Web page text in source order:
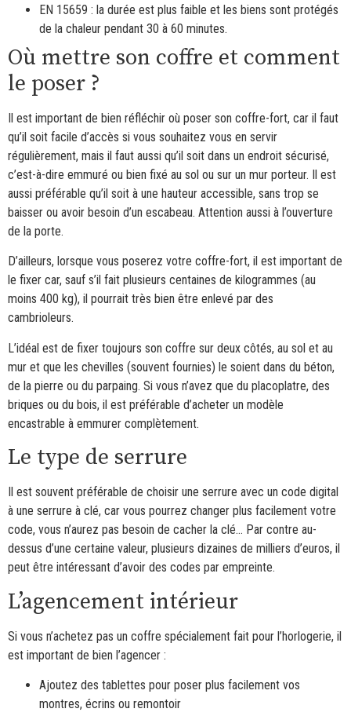
EN 15659 : la durée est plus faible et les biens sont protégés
de la chaleur pendant 30 à 60 minutes.
Où mettre son coffre et comment
le poser ?
Il est important de bien réfléchir où poser son coffre-fort, car il faut
qu’il soit facile d’accès si vous souhaitez vous en servir
régulièrement, mais il faut aussi qu’il soit dans un endroit sécurisé,
c’est-à-dire emmuré ou bien fixé au sol ou sur un mur porteur. Il est
aussi préférable qu’il soit à une hauteur accessible, sans trop se
baisser ou avoir besoin d’un escabeau. Attention aussi à l’ouverture
de la porte.
D’ailleurs, lorsque vous poserez votre coffre-fort, il est important de
le fixer car, sauf s’il fait plusieurs centaines de kilogrammes (au
moins 400 kg), il pourrait très bien être enlevé par des
cambrioleurs.
L’idéal est de fixer toujours son coffre sur deux côtés, au sol et au
mur et que les chevilles (souvent fournies) le soient dans du béton,
de la pierre ou du parpaing. Si vous n’avez que du placoplatre, des
briques ou du bois, il est préférable d’acheter un modèle
encastrable à emmurer complètement.
Le type de serrure
Il est souvent préférable de choisir une serrure avec un code digital
à une serrure à clé, car vous pourrez changer plus facilement votre
code, vous n’aurez pas besoin de cacher la clé… Par contre au-
dessus d’une certaine valeur, plusieurs dizaines de milliers d’euros, il
peut être intéressant d’avoir des codes par empreinte.
L’agencement intérieur
Si vous n’achetez pas un coffre spécialement fait pour l’horlogerie, il
est important de bien l’agencer :
Ajoutez des tablettes pour poser plus facilement vos
montres, écrins ou remontoir